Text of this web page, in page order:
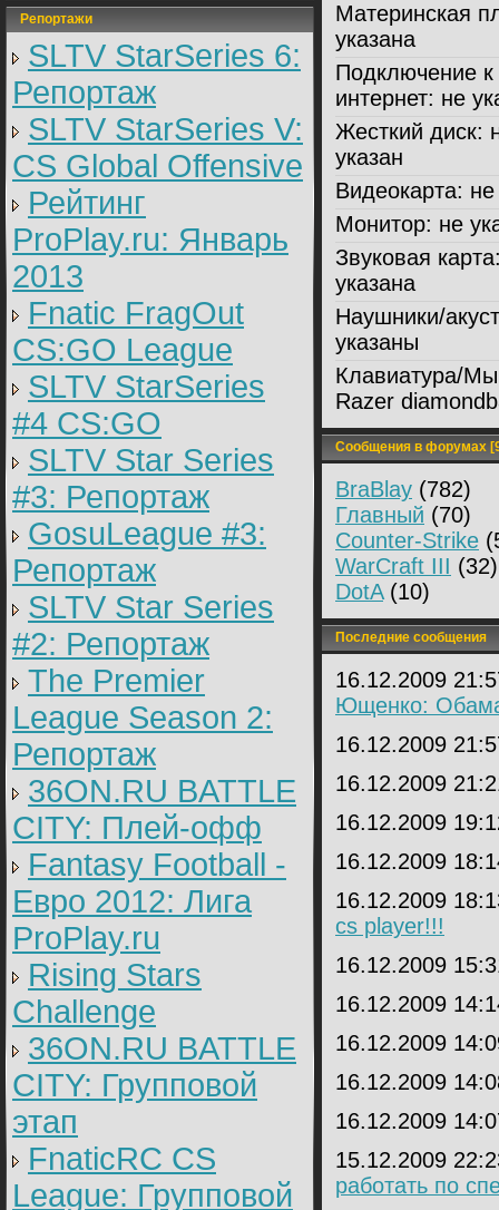
Репортажи
SLTV StarSeries 6:
Репортаж
SLTV StarSeries V:
CS Global Offensive
Рейтинг
ProPlay.ru: Январь
2013
Fnatic FragOut
CS:GO League
SLTV StarSeries
#4 CS:GO
SLTV Star Series
#3: Репортаж
GosuLeague #3:
Репортаж
SLTV Star Series
#2: Репортаж
The Premier
League Season 2:
Репортаж
36ON.RU BATTLE
CITY: Плей-офф
Fantasy Football -
Евро 2012: Лига
ProPlay.ru
Rising Stars
Challenge
36ON.RU BATTLE
CITY: Групповой
этап
FnaticRC CS
League: Групповой
Материнская
указана
Подключение к
интернет: не
Жесткий диск:
указан
Видеокарта: не
Монитор: не
Звуковая
указана
Наушники/
указаны
Клавиатура/
Razer
Сообщения в форумах
BraBlay (782)
Главный (70)
Counter-Strike
WarCraft III (32)
DotA(10)
Последние сообщения
16.12.2009
Ющенко:
16.12.2009
16.12.2009
16.12.2009
16.12.2009
16.12.2009
cs player!!!
16.12.2009
16.12.2009
16.12.2009
16.12.2009
16.12.2009
15.12.2009
работать по